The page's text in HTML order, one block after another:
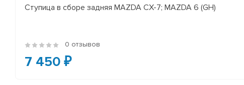
Ступица в сборе задняя MAZDA CX-7; MAZDA 6 (GH)
0 отзывов
7 450 ₽